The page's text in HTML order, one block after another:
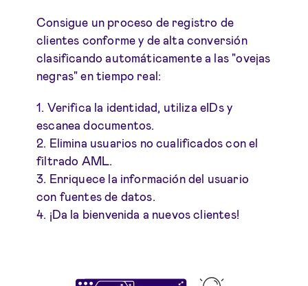
Consigue un proceso de registro de
clientes conforme y de alta conversión
clasificando automáticamente a las "ovejas
negras" en tiempo real:
1. Verifica la identidad, utiliza eIDs y
escanea documentos.
2. Elimina usuarios no cualificados con el
filtrado AML.
3. Enriquece la información del usuario
con fuentes de datos.
4. ¡Da la bienvenida a nuevos clientes!